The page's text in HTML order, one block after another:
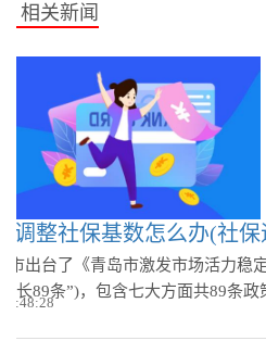
相关新闻
调整社保基数怎么办(社
市出台了《青岛市激发市场活力稳
长89条”)，包含七大方面共89条政